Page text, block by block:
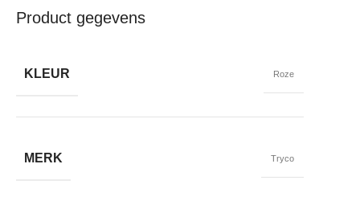
Product gegevens
KLEUR Roze
MERK Tryco